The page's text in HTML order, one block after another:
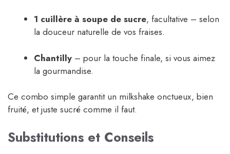
1 cuillère à soupe de sucre, facultative – selon
la douceur naturelle de vos fraises.
Chantilly – pour la touche finale, si vous aimez
la gourmandise.
Ce combo simple garantit un milkshake onctueux, bien
fruité, et juste sucré comme il faut.
Substitutions et Conseils